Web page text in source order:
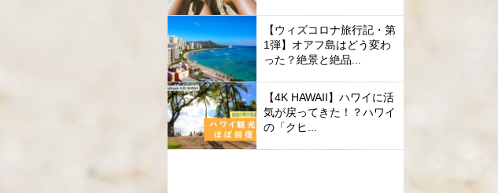
【ウィズコロナ旅行記・第
1弾】オアフ島はどう変わ
った？絶景と絶品...
【4K HAWAII】ハワイに活
気が戻ってきた！？ハワイ
の「クヒ...